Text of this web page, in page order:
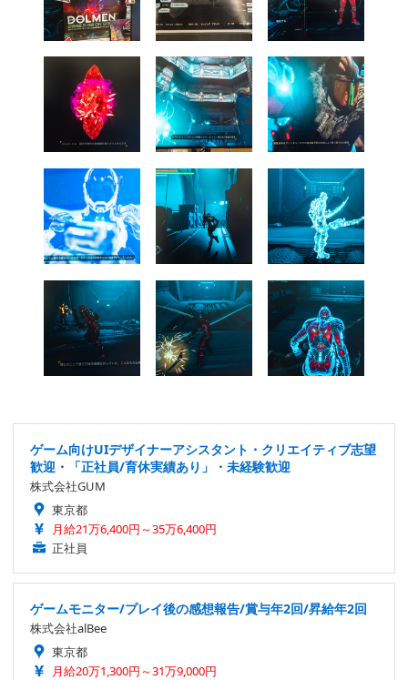
ゲーム向けUIデザイナーアシスタント・クリエイティブ志望
歓迎・「正社員/育休実績あり」・未経験歓迎
株式会社GUM
東京都
月給21万6,400円～35万6,400円
正社員
ゲームモニター/プレイ後の感想報告/賞与年2回/昇給年2回
株式会社alBee
東京都
月給20万1,300円～31万9,000円